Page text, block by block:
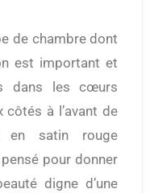
de chambre dont
est important et
dans les cœurs
à l’avant de
satin rouge
pour donner
digne d’une